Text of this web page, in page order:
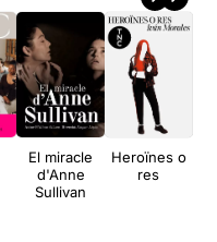
El miracle
d'Anne
Sullivan
Heroïnes o
res